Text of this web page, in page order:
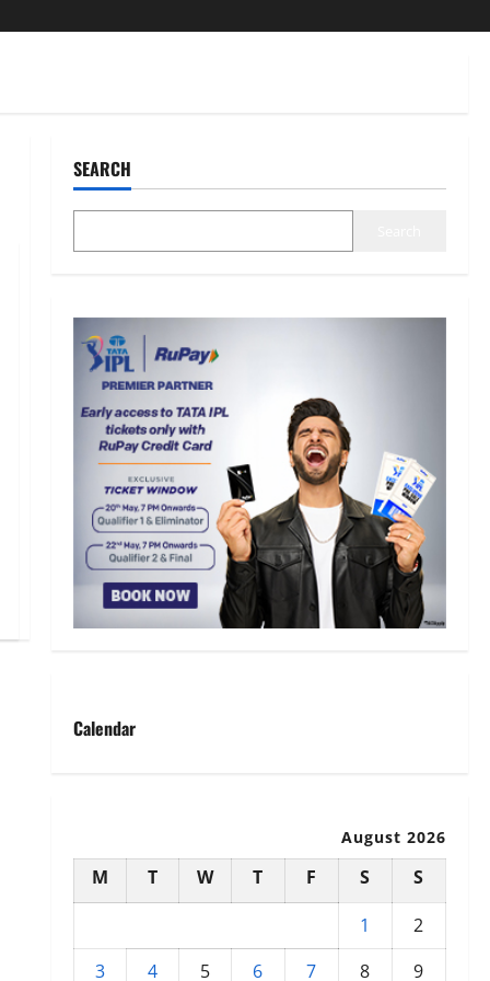
SEARCH
Calendar
August 2026
M T W T F S
S
1
2
3
4 5 6 7 8
9